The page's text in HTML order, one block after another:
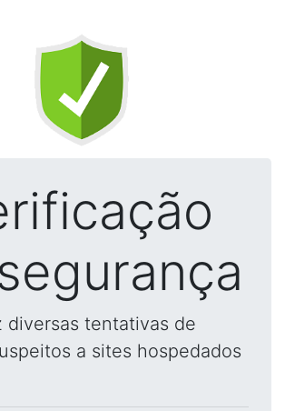
diversas tentativas de
a sites hospedados